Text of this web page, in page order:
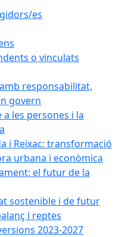
es
o vinculats
responsabilitat,
govern
a les persones i la
i Reixac: transformació
urbana i econòmica
el futur de la
sostenible i de futur
i reptes
2023-2027